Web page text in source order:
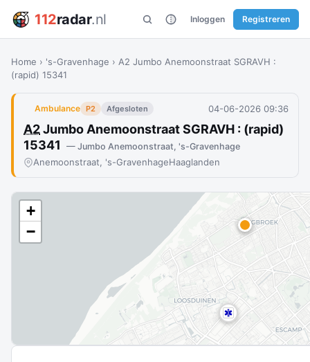
112radar.nl Inloggen Registreren
Home › 's-Gravenhage › A2 Jumbo Anemoonstraat SGRAVH :
(rapid) 15341
Ambulance P2 Afgesloten 04-06-2026 09:36
A2Jumbo Anemoonstraat SGRAVH : (rapid)
15341
— Jumbo Anemoonstraat, 's-Gravenhage
Anemoonstraat, 's-GravenhageHaaglanden
+
−